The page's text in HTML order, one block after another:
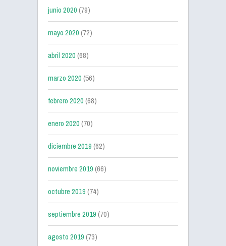
junio 2020(79)
mayo 2020(72)
abril 2020(68)
marzo 2020(56)
febrero 2020(68)
enero 2020(70)
diciembre 2019(62)
noviembre 2019(66)
octubre 2019(74)
septiembre 2019(70)
agosto 2019(73)